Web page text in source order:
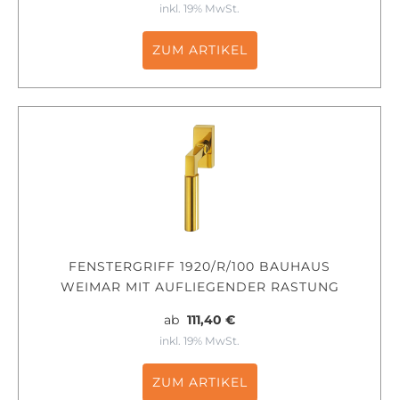
inkl. 19% MwSt.
ZUM ARTIKEL
FENSTERGRIFF 1920/R/100 BAUHAUS
WEIMAR MIT AUFLIEGENDER RASTUNG
ab 111,40 €
inkl. 19% MwSt.
ZUM ARTIKEL